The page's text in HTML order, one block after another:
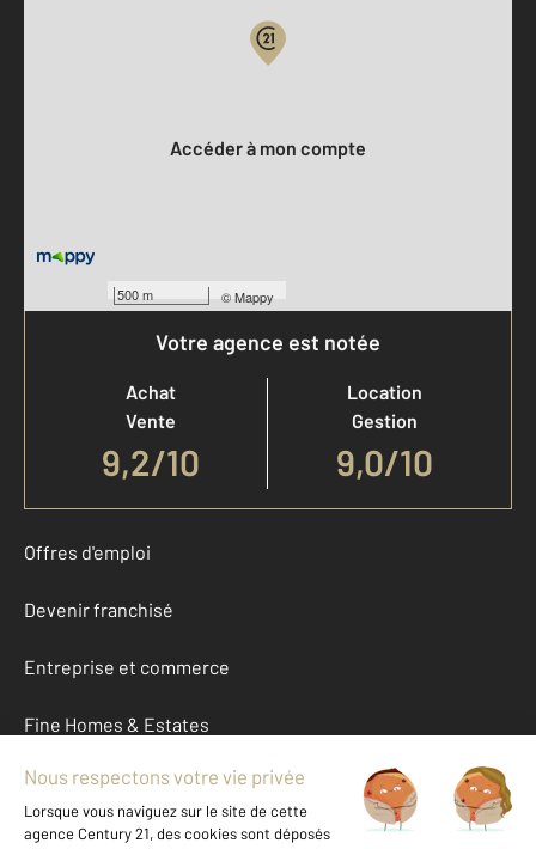
500 m ©Mappy
Accéder à mon compte
Votre agence est notée
Achat
Vente
9,2/10
Location
Gestion
9,0/10
Offres d'emploi
Devenir franchisé
Entreprise et commerce
Fine Homes & Estates
À propos
International